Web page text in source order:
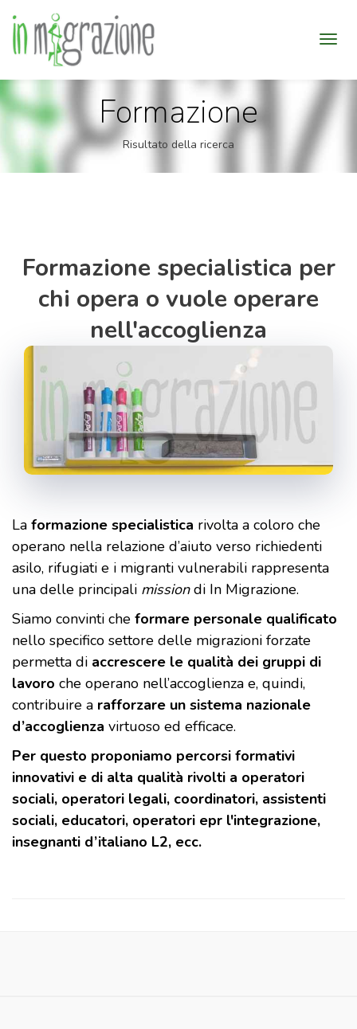
Formazione
Risultato della ricerca
Formazione specialistica per
chi opera o vuole operare
nell'accoglienza
La formazione specialistica rivolta a coloro che
operano nella relazione d’aiuto verso richiedenti
asilo, rifugiati e i migranti vulnerabili rappresenta
una delle principali missiondi In Migrazione.
Siamo convinti che formare personale qualificato
nello specifico settore delle migrazioni forzate
permetta di accrescere le qualità dei gruppi di
lavoro che operano nell’accoglienza e, quindi,
contribuire a rafforzare un sistema nazionale
d’accoglienza virtuoso ed efficace.
Per questo proponiamo percorsi formativi
innovativi e di alta qualità rivolti a operatori
sociali, operatori legali, coordinatori, assistenti
sociali, educatori, operatori epr l'integrazione,
insegnanti d’italiano L2, ecc.